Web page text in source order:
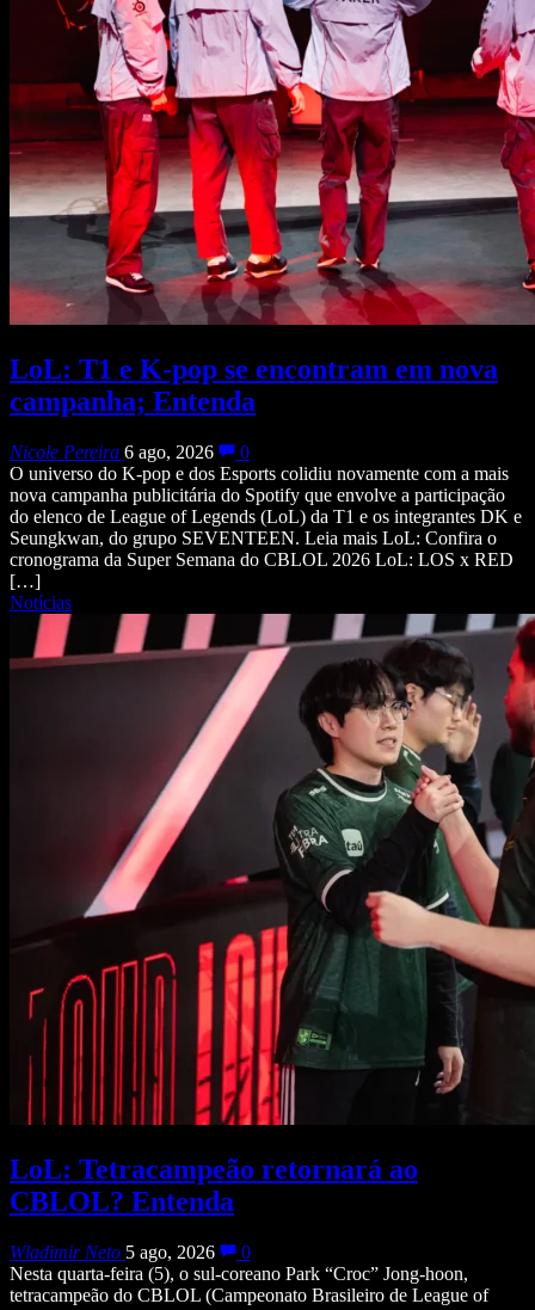
LoL: T1 e K-pop se encontram em nova
campanha; Entenda
Nicole Pereira 6 ago, 2026
0
O universo do K-pop e dos Esports colidiu novamente com a mais
nova campanha publicitária do Spotify que envolve a participação
do elenco de League of Legends (LoL) da T1 e os integrantes DK e
Seungkwan, do grupo SEVENTEEN. Leia mais LoL: Confira o
cronograma da Super Semana do CBLOL 2026 LoL: LOS x RED
[…]
Notícias
LoL: Tetracampeão retornará ao
CBLOL? Entenda
Wladimir Neto 5 ago, 2026
0
Nesta quarta-feira (5), o sul-coreano Park “Croc” Jong-hoon,
tetracampeão do CBLOL (Campeonato Brasileiro de League of